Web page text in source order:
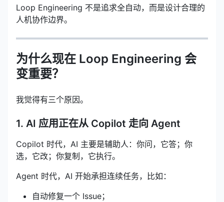
Loop Engineering 不是追求全自动，而是设计合理的
人机协作边界。
为什么现在 Loop Engineering 会
变重要？
我觉得有三个原因。
1. AI 应用正在从 Copilot 走向 Agent
Copilot 时代，AI 主要是辅助人：你问，它答；你
选，它改；你复制，它执行。
Agent 时代，AI 开始承担连续任务，比如：
自动修复一个 Issue；